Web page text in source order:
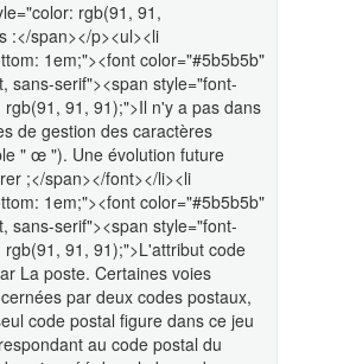
rgb(91, 91,
:</span></p><ul><li
1em;"><font color="#5b5b5b"
sans-serif"><span style="font-
91, 91);">Il n'y a pas dans
de gestion des caractères
" œ "). Une évolution future
;</span></font></li><li
1em;"><font color="#5b5b5b"
sans-serif"><span style="font-
91, 91);">L'attribut code
La poste. Certaines voies
par deux codes postaux,
code postal figure dans ce jeu
au code postal du